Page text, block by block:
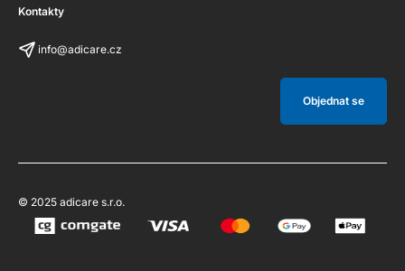
Kontakty
info@adicare.cz
Objednat se
© 2025 adicare s.r.o.